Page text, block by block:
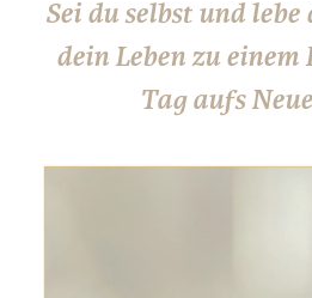
Sei du selbst und
dein Leben zu einem
Tag aufs